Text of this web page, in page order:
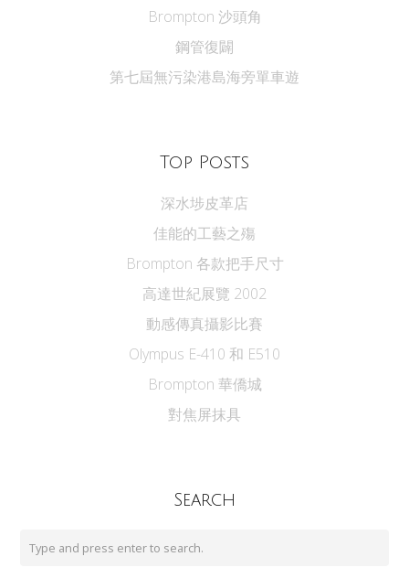
Brompton 沙頭角
鋼管復闢
第七屆無污染港島海旁單車遊
Top Posts
深水埗皮革店
佳能的工藝之殤
Brompton 各款把手尺寸
高達世紀展覽 2002
動感傳真攝影比賽
Olympus E-410 和 E510
Brompton 華僑城
對焦屏抹具
Search